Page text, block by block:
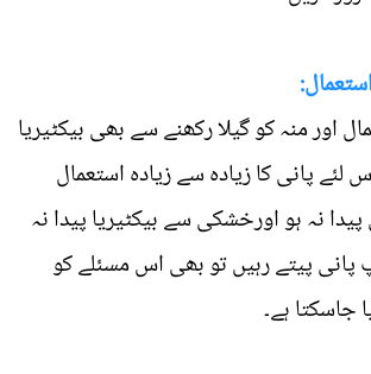
اور منہ کو گیلا رکھنے سے بھی بیکٹیریا
لئے پانی کا زیادہ سے زیادہ استعمال
نہ ہو اورخشکی سے بیکٹیریا پیدا نہ
پانی پیتے رہیں تو بھی اس مسئلے کو
ہے۔